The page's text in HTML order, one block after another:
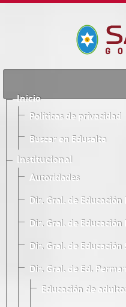
Inicio
Políticas de privacidad
Buscar en Edusalta
Institucional
Autoridades
Dir. Gral. de Educación
Dir. Gral. de Educación
Dir. Gral. de Educación
Dir. Gral. de Ed.
Educación de